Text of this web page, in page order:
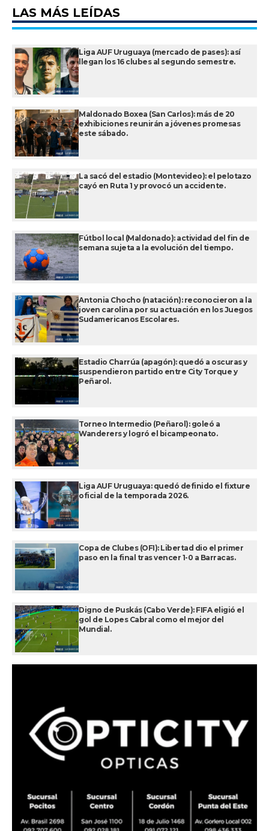
LAS MÁS LEÍDAS
Liga AUF Uruguaya (mercado de pases): así
llegan los 16 clubes al segundo semestre.
Maldonado Boxea (San Carlos): más de 20
exhibiciones reunirán a jóvenes promesas
este sábado.
La sacó del estadio (Montevideo): el pelotazo
cayó en Ruta 1 y provocó un accidente.
Fútbol local (Maldonado): actividad del fin de
semana sujeta a la evolución del tiempo.
Antonia Chocho (natación): reconocieron a la
joven carolina por su actuación en los Juegos
Sudamericanos Escolares.
Estadio Charrúa (apagón): quedó a oscuras y
suspendieron partido entre City Torque y
Peñarol.
Torneo Intermedio (Peñarol): goleó a
Wanderers y logró el bicampeonato.
Liga AUF Uruguaya: quedó definido el fixture
oficial de la temporada 2026.
Copa de Clubes (OFI): Libertad dio el primer
paso en la final tras vencer 1-0 a Barracas.
Digno de Puskás (Cabo Verde): FIFA eligió el
gol de Lopes Cabral como el mejor del
Mundial.